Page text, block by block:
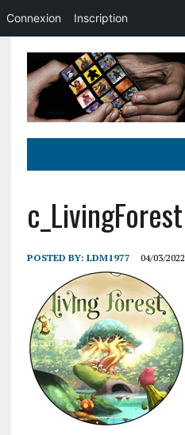
c_LivingForest
POSTED BY: LDM1977 04/03/2022
Connexion Inscription